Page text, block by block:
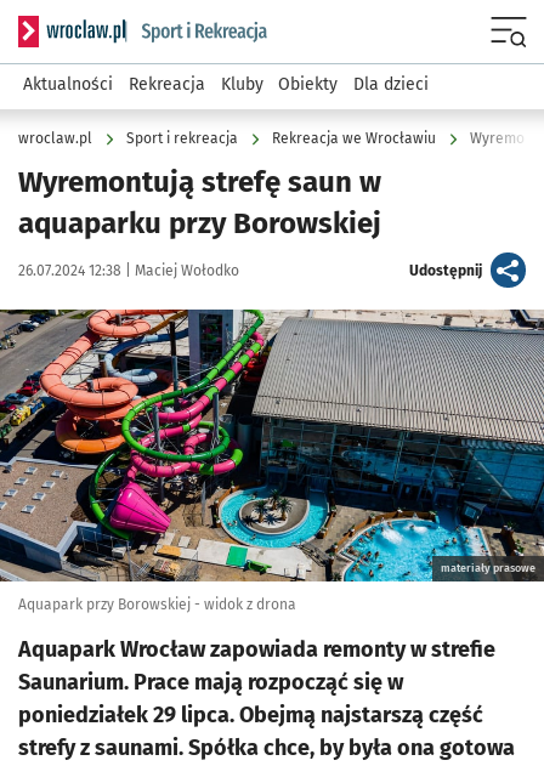
Serwis informacyjny wroclaw.pl podserwis: Sport i rekreacja
Aktualności Rekreacja Kluby Obiekty Dla dzieci
wroclaw.pl Sport i rekreacja Rekreacja we Wrocławiu
Wyremontują strefę saun w
aquaparku przy Borowskiej
Data publikacji:
26.07.2024 12:38 | Autor:
Maciej Wołodko Udostępnijartykuł
Kliknij, aby powiększyć
materiały prasowe
Aquapark przy Borowskiej - widok z drona
Aquapark Wrocław zapowiada remonty w strefie
Saunarium. Prace mają rozpocząć się w
poniedziałek 29 lipca. Obejmą najstarszą część
strefy z saunami. Spółka chce, by była ona gotowa